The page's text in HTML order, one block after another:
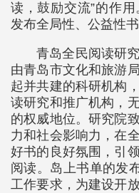
读，鼓励交流”的作
发布全局性、公益性书
青岛全民阅读研
由青岛市文化和旅游
起并共建的科研机构
读研究和推广机构，
的权威地位。研究院
力和社会影响力，在
好书的良好氛围，引
阅读。岛上书单的发
工作要求，为建设开